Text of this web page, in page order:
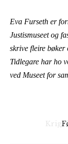
Eva Furseth er
Justismuseet og
skrive fleire
Tidlegare har ho
ved Museet for